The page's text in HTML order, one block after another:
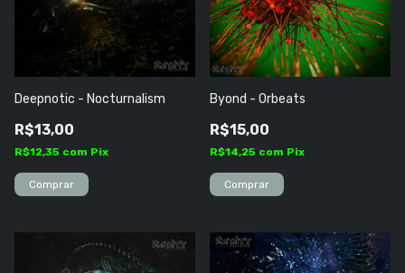
Deepnotic - Nocturnalism
R$13,00
R$12,35 com Pix
Byond - Orbeats
R$15,00
R$14,25 com Pix